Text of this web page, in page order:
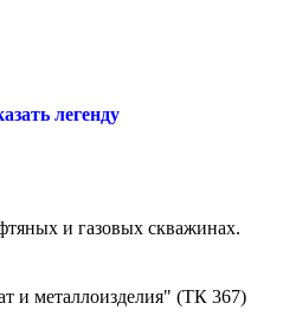
легенду
и газовых скважинах.
и металлоизделия" (ТК 367)